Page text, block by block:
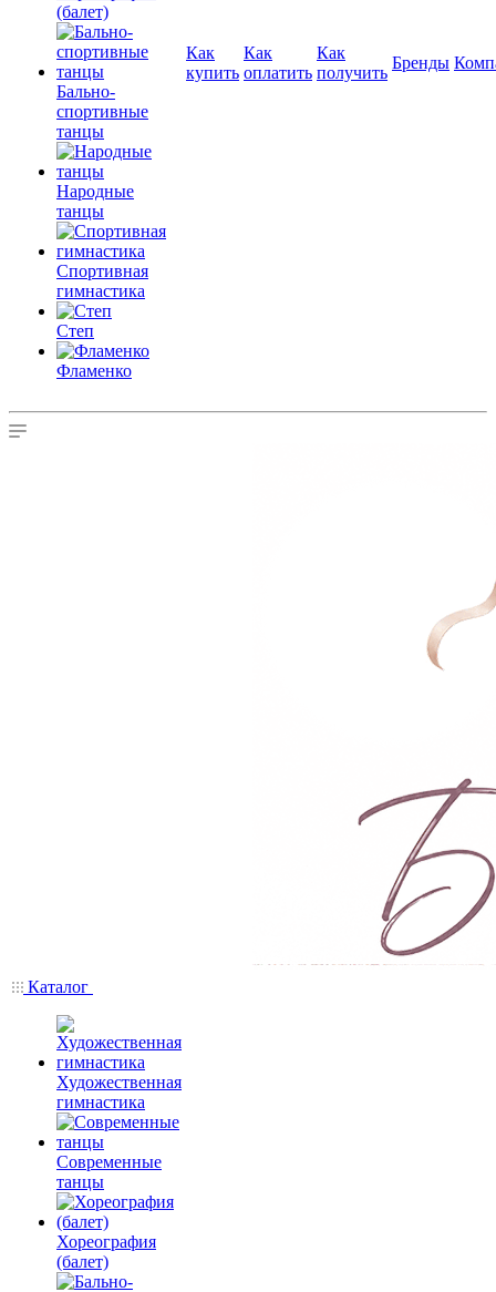
(балет)
Бально-
спортивные
танцы
Народные
танцы
Спортивная
гимнастика
Степ
Фламенко
Как
купить
Как
оплатить
Как
получить
Бренды
Каталог
Художественная
гимнастика
Современные
танцы
Хореография
(балет)